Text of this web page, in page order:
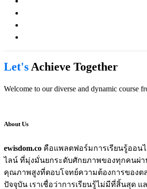
Let's Achieve Together
Welcome to our diverse and dynamic course
About Us
ewisdom.co คือแพลตฟอร์มการเรียนรู้ออน
ไลน์ ที่มุ่งมั่นยกระดับศักยภาพของทุกคนผ่า
คุณภาพสูงที่ตอบโจทย์ความต้องการของต
ปัจจุบัน เราเชื่อว่าการเรียนรู้ไม่มีที่สิ้นสุด แ